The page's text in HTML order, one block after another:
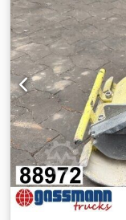
l’asphalte.
allemande
traces d’utilisation
• Fabricant :
fabrication : 1999
Ad Nsk • Type de
de service : 190 kg
Allemagne
de pavage •
de pose •
d’occasion
et réputée.